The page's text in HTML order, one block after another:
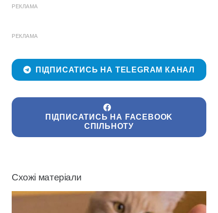
РЕКЛАМА
РЕКЛАМА
ПІДПИСАТИСЬ НА TELEGRAM КАНАЛ
ПІДПИСАТИСЬ НА FACEBOOK
СПІЛЬНОТУ
Схожі матеріали